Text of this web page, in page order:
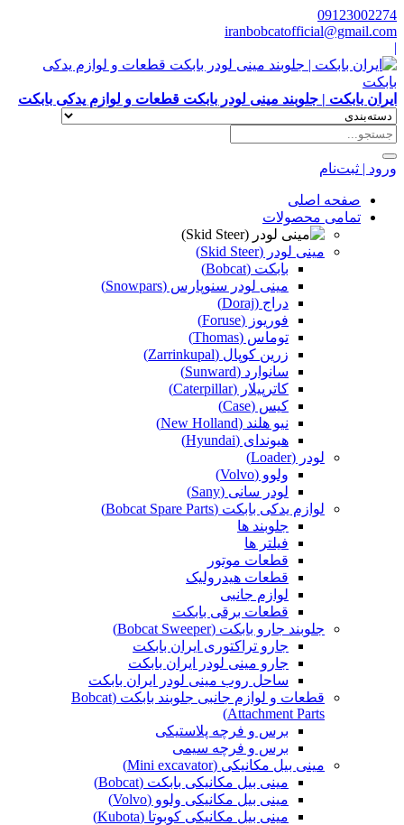
09123002274
iranbobcatofficial@gmail.com
|
ایران بابکت | جلوبند مینی لودر بابکت قطعات و لوازم یدکی بابکت
ورود | ثبت‌نام
صفحه اصلی
تمامی محصولات
مینی لودر (Skid Steer)
بابکت (Bobcat)
مینی لودر سنوپارس (Snowpars)
دراج (Doraj)
فوریوز (Foruse)
توماس (Thomas)
زرین کوپال (Zarrinkupal)
سانوارد (Sunward)
کاترپیلار (Caterpillar)
کیس (Case)
نیو هلند (New Holland)
هیوندای (Hyundai)
لودر (Loader)
ولوو (Volvo)
لودر سانی (Sany)
لوازم یدکی بابکت (Bobcat Spare Parts)
جلوبند ها
فیلتر ها
قطعات موتور
قطعات هیدرولیک
لوازم جانبی
قطعات برقی بابکت
جلوبند جارو بابکت (Bobcat Sweeper)
جارو تراکتوری ایران بابکت
جارو مینی لودر ایران بابکت
ساحل روب مینی لودر ایران بابکت
قطعات و لوازم جانبی جلوبند بابکت (Bobcat
Attachment Parts)
برس و فرچه پلاستیکی
برس و فرچه سیمی
مینی بیل مکانیکی (Mini excavator)
مینی بیل مکانیکی بابکت (Bobcat)
مینی بیل مکانیکی ولوو (Volvo)
مینی بیل مکانیکی کوبوتا (Kubota)